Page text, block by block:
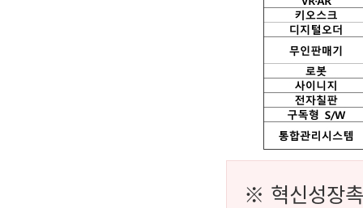
※ 혁신성장